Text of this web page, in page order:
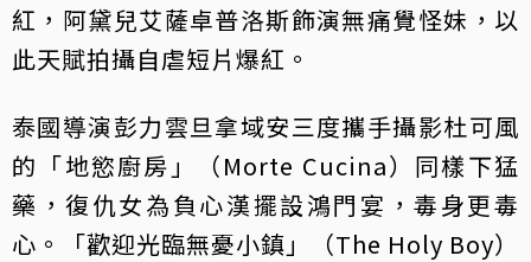
紅，阿黛兒艾薩卓普洛斯飾演無痛覺怪妹，以
此天賦拍攝自虐短片爆紅。
泰國導演彭力雲旦拿域安三度攜手攝影杜可風
的「地慾廚房」（Morte Cucina）同樣下猛
藥，復仇女為負心漢擺設鴻門宴，毒身更毒
心。「歡迎光臨無憂小鎮」（The Holy Boy）